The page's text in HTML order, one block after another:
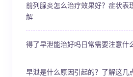
前列腺炎怎么治疗效果好？症状表
解
得了早泄能治好吗日常需要注意什
早泄是什么原因引起的？了解这几